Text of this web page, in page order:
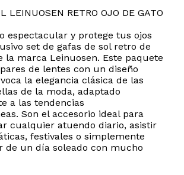
LEINUOSEN RETRO OJO DE GATO
espectacular y protege tus ojos
set de gafas de sol retro de
la marca Leinuosen. Este paquete
de lentes con un diseño
la elegancia clásica de las
de la moda, adaptado
a las tendencias
Son el accesorio ideal para
cualquier atuendo diario, asistir
festivales o simplemente
de un día soleado con mucho